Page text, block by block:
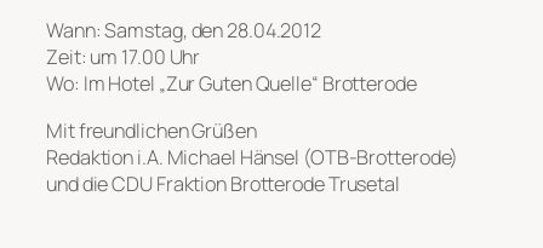
Wann: Samstag, den 28.04.2012
Zeit: um 17.00 Uhr
Wo: Im Hotel „Zur Guten Quelle“ Brotterode
Mit freundlichen Grüßen
Redaktion i.A. Michael Hänsel (OTB-Brotterode)
und die CDU Fraktion Brotterode Trusetal